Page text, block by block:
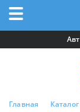
Главная